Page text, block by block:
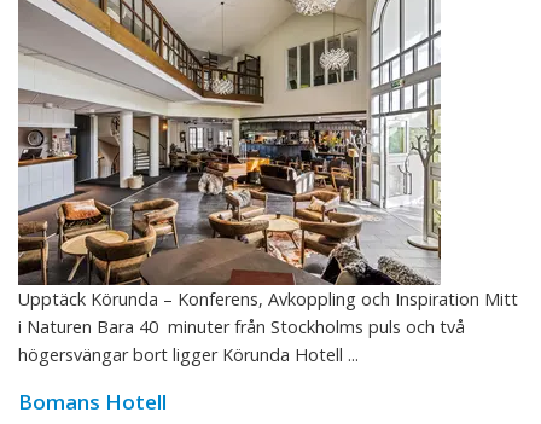
Upptäck Körunda – Konferens, Avkoppling och Inspiration Mitt
i Naturen Bara 40 minuter från Stockholms puls och två
högersvängar bort ligger Körunda Hotell ...
Bomans Hotell